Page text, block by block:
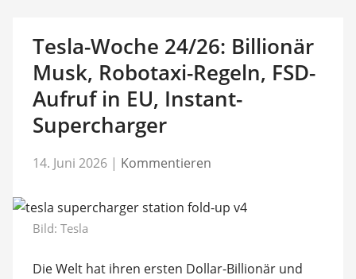
Tesla-Woche 24/26: Billionär
Musk, Robotaxi-Regeln, FSD-
Aufruf in EU, Instant-
Supercharger
14. Juni 2026 | Kommentieren
Bild: Tesla
Die Welt hat ihren ersten Dollar-Billionär und